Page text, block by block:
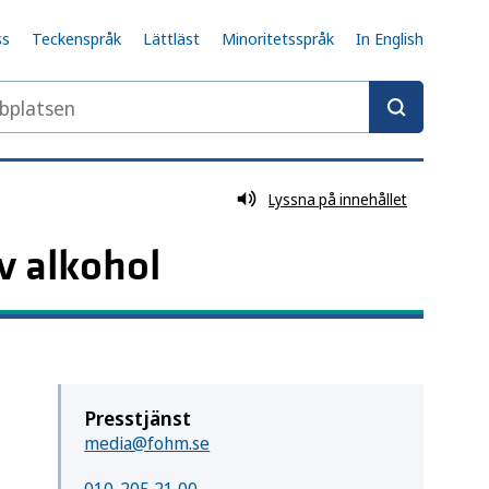
Teckenspråk Lättläst Minoritetsspråk In English
Lyssna på innehållet
alkohol
Presstjänst
media@fohm.se